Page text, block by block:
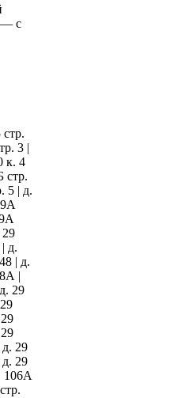
— с
3 |
к. 4
стр.
5 | д.
29
д.
| д.
|
29
д. 29
д. 29
106А